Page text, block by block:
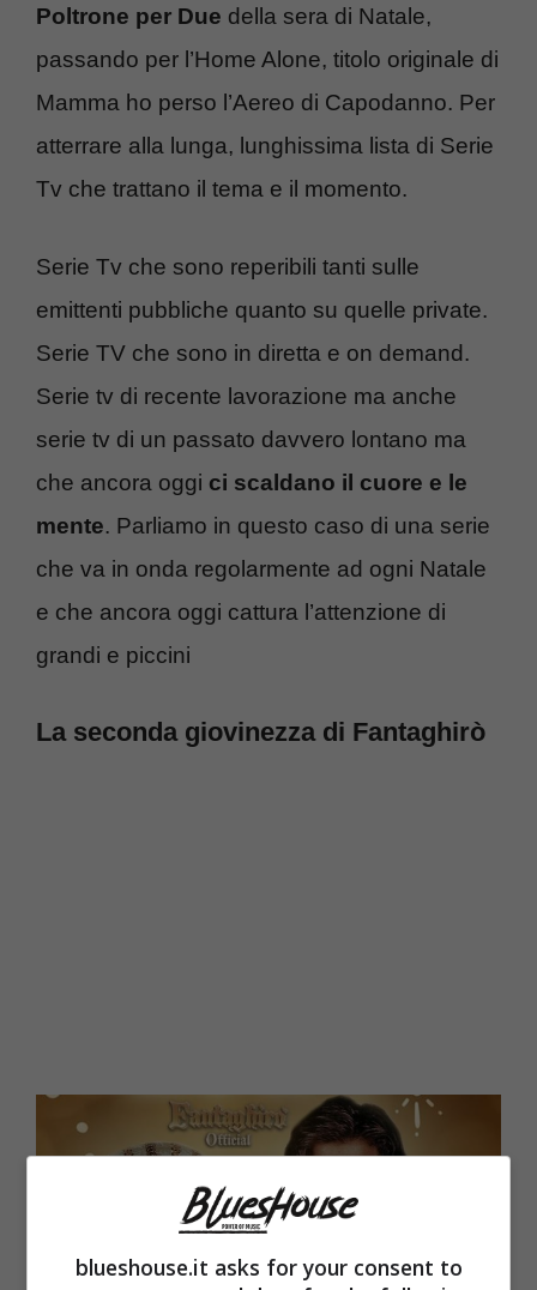
Poltrone per Due della sera di Natale,
passando per l’Home Alone, titolo originale di
Mamma ho perso l’Aereo di Capodanno. Per
atterrare alla lunga, lunghissima lista di Serie
Tv che trattano il tema e il momento.
Serie Tv che sono reperibili tanti sulle
emittenti pubbliche quanto su quelle private.
Serie TV che sono in diretta e on demand.
Serie tv di recente lavorazione ma anche
serie tv di un passato davvero lontano ma
che ancora oggi ci scaldano il cuore e le
mente. Parliamo in questo caso di una serie
che va in onda regolarmente ad ogni Natale
e che ancora oggi cattura l’attenzione di
grandi e piccini
La seconda giovinezza di Fantaghirò
blueshouse.it asks for your consent to